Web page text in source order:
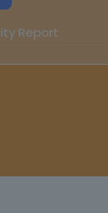
Report